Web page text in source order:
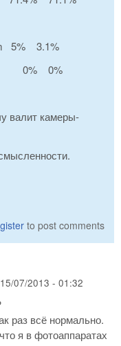
5% 3.1%
0% 0%
валит камеры-
to post comments
07/2013 - 01:32
раз всё нормально.
я в фотоаппаратах